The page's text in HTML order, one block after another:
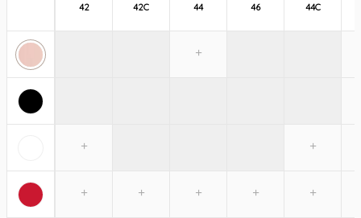
42 42C 44 46 44C